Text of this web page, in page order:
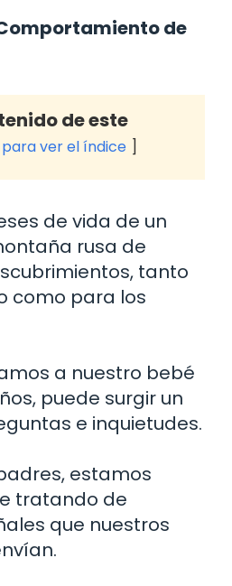
de
de este
ver el índice
de vida de un
rusa de
tanto
como para los
a nuestro bebé
puede surgir un
e inquietudes.
estamos
tratando de
que nuestros